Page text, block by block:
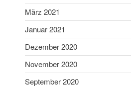
März 2021
Januar 2021
Dezember 2020
November 2020
September 2020